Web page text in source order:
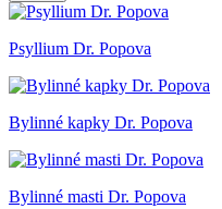
Psyllium Dr. Popova
Bylinné kapky Dr. Popova
Bylinné masti Dr. Popova